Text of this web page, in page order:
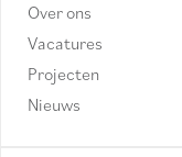
Over ons
Vacatures
Projecten
Nieuws